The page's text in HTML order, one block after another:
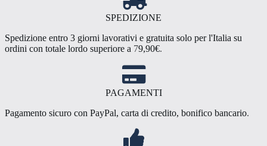
SPEDIZIONE
Spedizione entro 3 giorni lavorativi e gratuita solo per l'Italia su
ordini con totale lordo superiore a 79,90€.
PAGAMENTI
Pagamento sicuro con PayPal, carta di credito, bonifico bancario.